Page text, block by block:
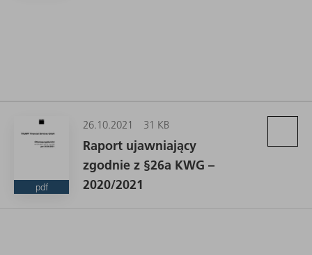
pdf
26.10.2021 31 KB
Raport ujawniający
zgodnie z §26a KWG –
2020/2021